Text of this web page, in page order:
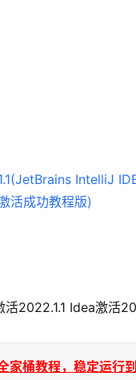
Idea激活
家桶教程，稳定运行